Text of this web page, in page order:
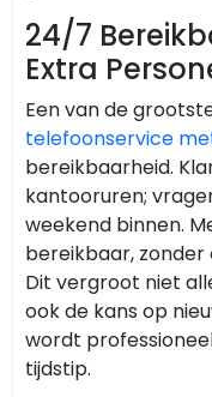
24/7
Extra
Een van de
telefoonservice
bereikbaarheid.
kantooruren;
weekend binnen.
bereikbaar,
Dit vergroot niet
ook de kans op
wordt
tijdstip.